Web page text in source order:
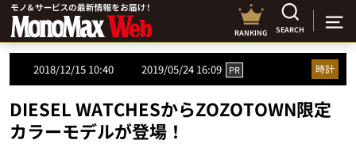
RANKING SEARCH
2018/12/15 10:40 2019/05/24 16:09 PR 時計
DIESEL WATCHESからZOZOTOWN限定
カラーモデルが登場！